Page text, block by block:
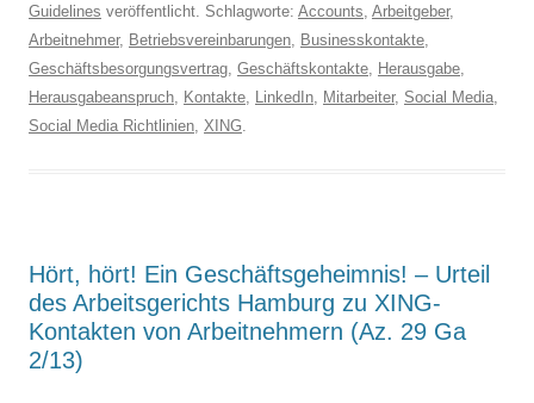
Guidelines veröffentlicht. Schlagworte: Accounts, Arbeitgeber,
Arbeitnehmer, Betriebsvereinbarungen, Businesskontakte,
Geschäftsbesorgungsvertrag, Geschäftskontakte, Herausgabe,
Herausgabeanspruch, Kontakte, LinkedIn, Mitarbeiter, Social Media,
Social Media Richtlinien, XING.
Hört, hört! Ein Geschäftsgeheimnis! – Urteil
des Arbeitsgerichts Hamburg zu XING-
Kontakten von Arbeitnehmern (Az. 29 Ga
2/13)